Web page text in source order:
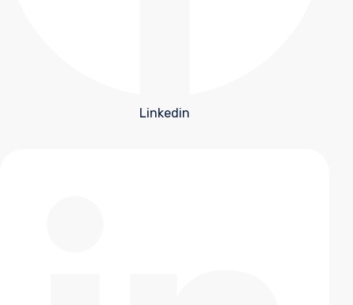
Linkedin